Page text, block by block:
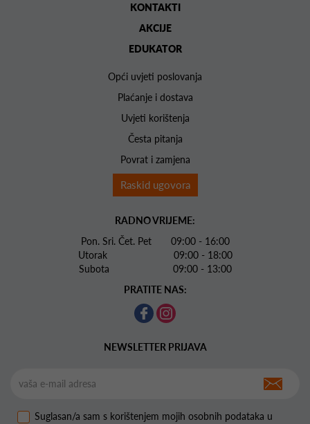
KONTAKTI
AKCIJE
EDUKATOR
Opći uvjeti poslovanja
Plaćanje i dostava
Uvjeti korištenja
Česta pitanja
Povrat i zamjena
Raskid ugovora
RADNO VRIJEME:
Pon. Sri. Čet. Pet 09:00 - 16:00
Utorak 09:00 - 18:00
Subota 09:00 - 13:00
PRATITE NAS:
NEWSLETTER PRIJAVA
Suglasan/a sam s korištenjem mojih osobnih podataka u